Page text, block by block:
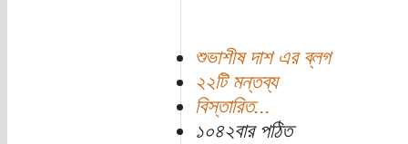
শুভাশীষ দাশ এর ব্লগ
২২টি মন্তব্য
বিস্তারিত...
১০৪২বার পঠিত